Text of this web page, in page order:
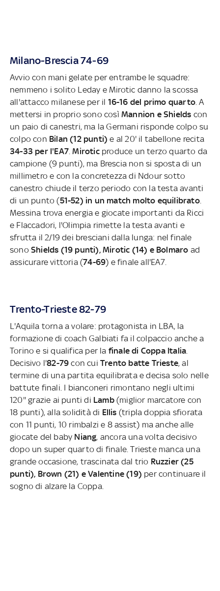
Milano-Brescia 74-69
Avvio con mani gelate per entrambe le squadre:
nemmeno i solito Leday e Mirotic danno la scossa
all'attacco milanese per il 16-16 del primo quarto . A
mettersi in proprio sono così Mannion e Shields con
un paio di canestri, ma la Germani risponde colpo su
colpo con Bilan (12 punti) e al 20' il tabellone recita
34-33 per l'EA7 .Mirotic produce un terzo quarto da
campione (9 punti), ma Brescia non si sposta di un
millimetro e con la concretezza di Ndour sotto
canestro chiude il terzo periodo con la testa avanti
di un punto (51-52) in un match molto equilibrato.
Messina trova energia e giocate importanti da Ricci
e Flaccadori, l'Olimpia rimette la testa avanti e
sfrutta il 2/19 dei bresciani dalla lunga: nel finale
sono Shields (19 punti), Mirotic (14) e Bolmaro ad
assicurare vittoria (74-69) e finale all'EA7.
Trento-Trieste 82-79
L'Aquila torna a volare: protagonista in LBA, la
formazione di coach Galbiati fa il colpaccio anche a
Torino e si qualifica per la finale di Coppa Italia
Decisivo l'82-79 con cui Trento batte Trieste, al
termine di una partita equilibrata e decisa solo nelle
battute finali. I bianconeri rimontano negli ultimi
120'' grazie ai punti di Lamb(miglior marcatore con
18 punti), alla solidità di Ellis (tripla doppia sfiorata
con 11 punti, 10 rimbalzi e 8 assist) ma anche alle
giocate del baby Niang, ancora una volta decisivo
dopo un super quarto di finale. Trieste manca una
grande occasione, trascinata dal trio Ruzzier (25
punti), Brown (21) e Valentine (19) per continuare il
sogno di alzare la Coppa.